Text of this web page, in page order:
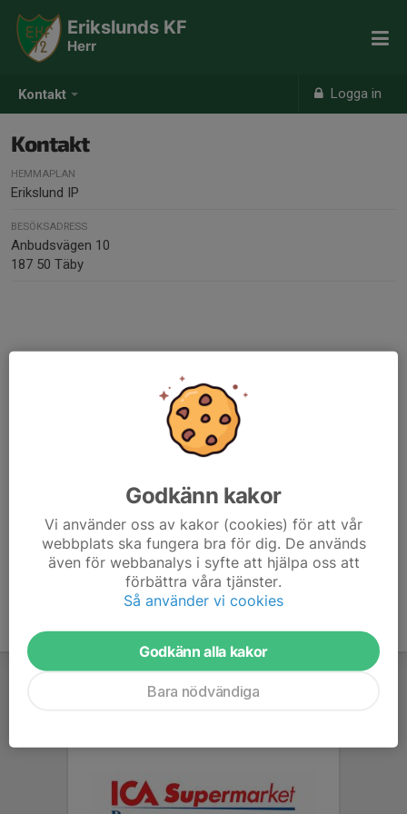
Kontakt Logga in
Erikslunds KF
Herr
Kontakt
HEMMAPLAN
Erikslund IP
BESÖKSADRESS
Anbudsvägen 10
187 50 Täby
Kontaktpersoner
anitafredin@hotmail.com
Hessam Ghaderi
Huvudtränare
076-191 10 63
hessamghaderi@outlook.com
Godkänn kakor
Vi använder oss av kakor (cookies) för att vår
webbplats ska fungera bra för dig. De används
även för webbanalys i syfte att hjälpa oss att
förbättra våra tjänster.
Så använder vi cookies
Godkänn alla kakor
Bara nödvändiga